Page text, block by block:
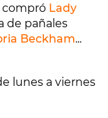
compró Lady
de pañales
Beckham...
lunes a viernes